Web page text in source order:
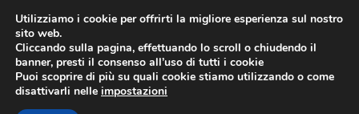
contenuto
Utilizziamo i cookie per offrirti la migliore esperienza sul nostro
sito web.
Cliccando sulla pagina, effettuando lo scroll o chiudendo il
banner, presti il consenso all’uso di tutti i cookie
Puoi scoprire di più su quali cookie stiamo utilizzando o come
disattivarli nelle impostazioni